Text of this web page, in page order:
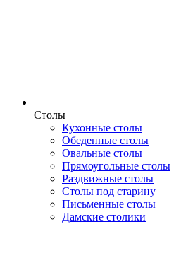
Столы
Кухонные столы
Обеденные столы
Овальные столы
Прямоугольные столы
Раздвижные столы
Столы под старину
Письменные столы
Дамские столики